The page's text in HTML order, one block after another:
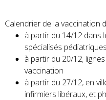
Calendrier de la vaccination
à partir du 14/12 dans
spécialisés
à partir du 20/12,
vaccination
à partir du 27/12, en
infirmiers libéraux, et